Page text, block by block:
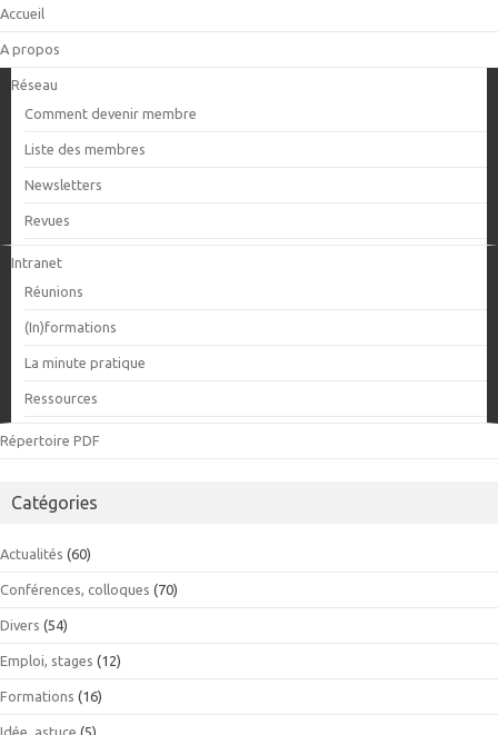
Accueil
A propos
Réseau
Comment devenir membre
Liste des membres
Newsletters
Revues
Intranet
Réunions
(In)formations
La minute pratique
Ressources
Répertoire PDF
Catégories
Actualités (60)
Conférences, colloques (70)
Divers (54)
Emploi, stages (12)
Formations (16)
Idée, astuce (5)